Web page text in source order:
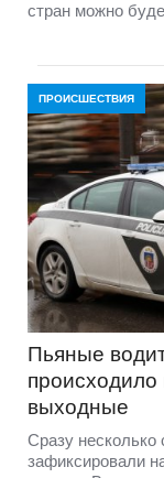
стран можно
ПРОИСШЕСТВИЯ
Пьяные
происходило
выходные
Сразу несколько
зафиксировали